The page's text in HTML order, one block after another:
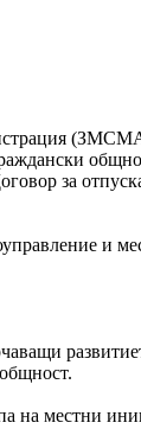
за
и
на местни